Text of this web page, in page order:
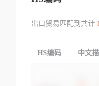
出口贸易匹配到共计
HS编码 中文